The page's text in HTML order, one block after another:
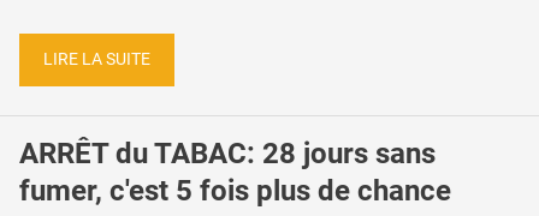
LIRE LA SUITE
ARRÊT du TABAC: 28 jours sans
fumer, c'est 5 fois plus de chance